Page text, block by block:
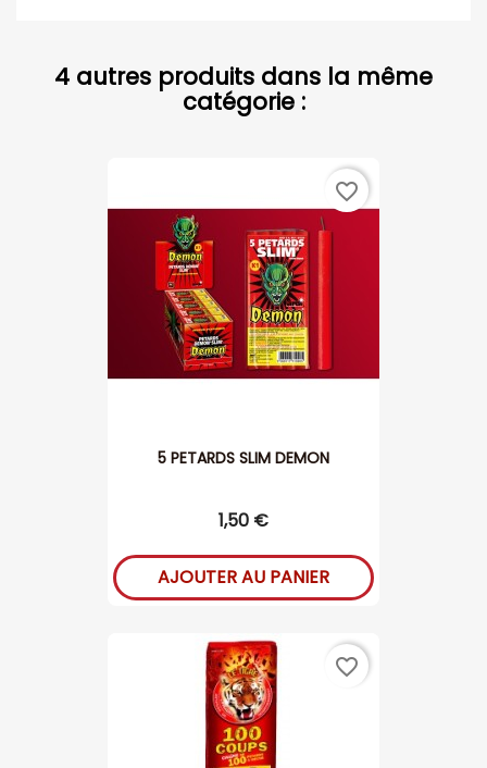
4 autres produits dans la même
catégorie :
5 PETARDS SLIM DEMON
1,50 €
AJOUTER AU PANIER
favorite_border
favorite_border